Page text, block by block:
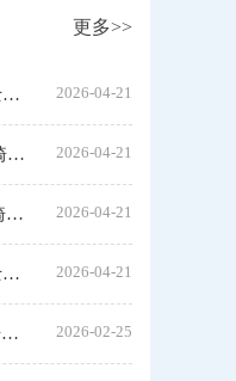
更多>>
戴尔Latitude X1笔记本用云骑士装机步骤 2026-04-21
戴尔 Vostro 1400-n笔记本用云骑士装机大师怎么装xp系统 2026-04-21
戴尔Inspiron 640m笔记本用云骑士装机步骤 2026-04-21
戴尔Latitude X1笔记本用云骑士重装系统步骤 2026-04-21
戴尔Inspiron 9300笔记本用云骑士装机大师怎么安装win7 2026-02-25